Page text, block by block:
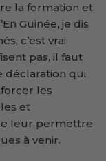
la formation et
Guinée, je dis
c’est vrai.
pas, il faut
déclaration qui
les
et
leur permettre
à venir.